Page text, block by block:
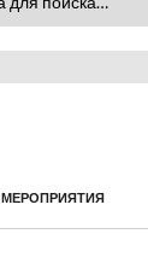
МЕРОПРИЯТИЯ